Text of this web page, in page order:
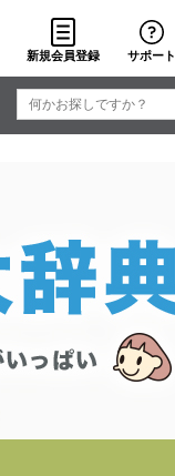
新規会員登録 サポート